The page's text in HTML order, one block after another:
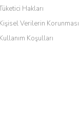
daha pahalı.
olmalı.
Hakları
Kişisel Verilerin Korunması
Kullanım Koşulları